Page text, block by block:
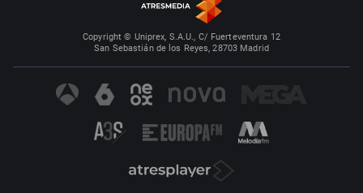
Copyright © Uniprex, S.A.U., C/ Fuerteventura 12
San Sebastián de los Reyes, 28703 Madrid